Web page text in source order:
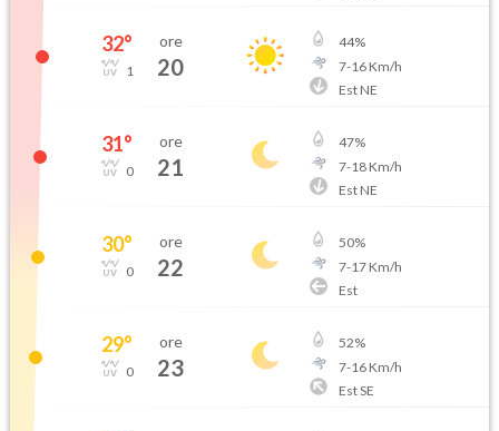
32°
1
ore
20
44%
7-16Km/h
Est NE
31°
0
ore
21
47%
7-18Km/h
Est NE
30°
0
ore
22
50%
7-17Km/h
Est
29°
0
ore
23
52%
7-16Km/h
Est SE